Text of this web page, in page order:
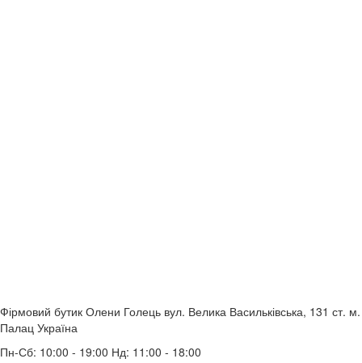
Фірмовий бутик Олени Голець вул. Велика Васильківська, 131 ст. м.
Палац Україна
Пн-Сб: 10:00 - 19:00 Нд: 11:00 - 18:00